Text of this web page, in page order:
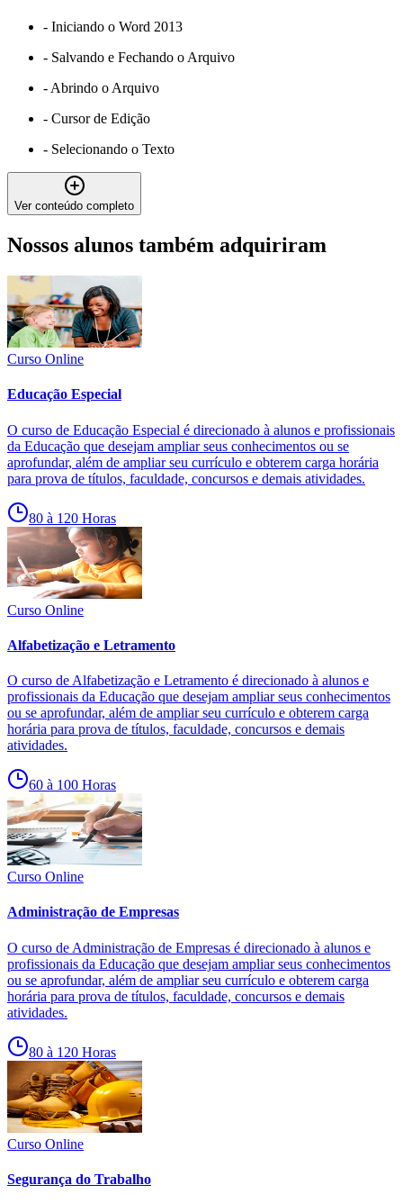
- Iniciando o Word 2013
- Salvando e Fechando o Arquivo
- Abrindo o Arquivo
- Cursor de Edição
- Selecionando o Texto
Ver conteúdo completo
Nossos alunos também adquiriram
Curso Online
Educação Especial
O curso de Educação Especial é direcionado à alunos e profissionais
da Educação que desejam ampliar seus conhecimentos ou se
aprofundar, além de ampliar seu currículo e obterem carga horária
para prova de títulos, faculdade, concursos e demais atividades.
80 à 120 Horas
Curso Online
Alfabetização e Letramento
O curso de Alfabetização e Letramento é direcionado à alunos e
profissionais da Educação que desejam ampliar seus conhecimentos
ou se aprofundar, além de ampliar seu currículo e obterem carga
horária para prova de títulos, faculdade, concursos e demais
atividades.
60 à 100 Horas
Curso Online
Administração de Empresas
O curso de Administração de Empresas é direcionado à alunos e
profissionais da Educação que desejam ampliar seus conhecimentos
ou se aprofundar, além de ampliar seu currículo e obterem carga
horária para prova de títulos, faculdade, concursos e demais
atividades.
80 à 120 Horas
Curso Online
Segurança do Trabalho